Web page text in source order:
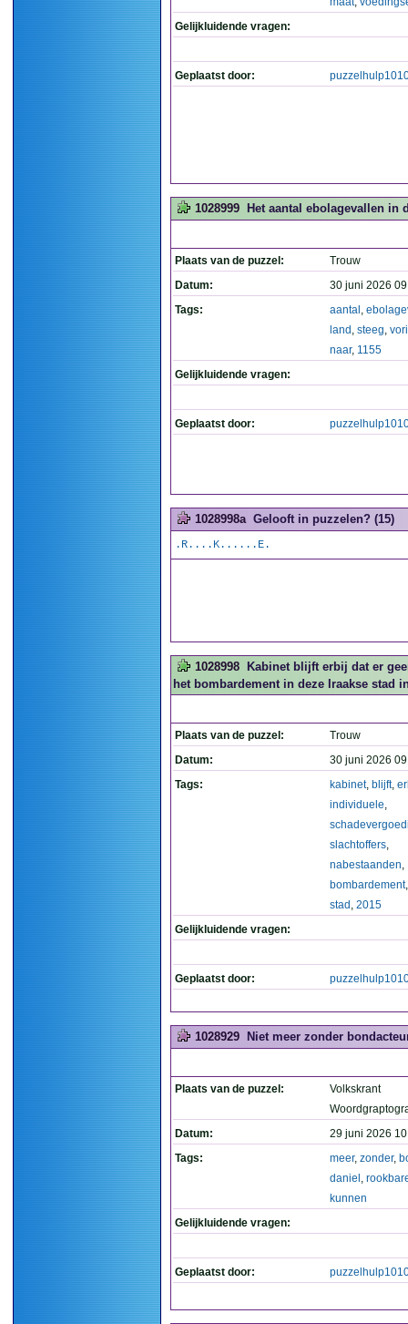
Gelijkluidende vragen:
Geplaatst door:
1028999 Het aantal ebolagevallen in
Plaats van de puzzel:
Trouw
Datum:
30 juni 2026
Tags:
aantal ,
land , steeg,
naar, 1155
Gelijkluidende vragen:
Geplaatst door:
1028998a Gelooft in puzzelen? (15)
.R....K......E.
1028998
Kabinet blijft erbij dat er
het bombardement in deze Iraakse stad
Plaats van de puzzel:
Trouw
Datum:
30 juni 2026
Tags:
kabinet, blijft,
individuele,
slachtoffers,
nabestaanden,
bombardement
stad , 2015
Gelijkluidende vragen:
Geplaatst door:
1028929 Niet meer zonder
Plaats van de puzzel:
Volkskrant
Datum:
29 juni 2026
Tags:
meer, zonder,
daniel ,
kunnen
Gelijkluidende vragen:
Geplaatst door: